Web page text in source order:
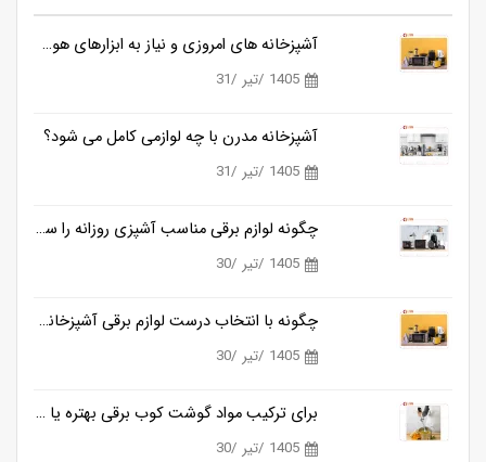
آشپزخانه های امروزی و نیاز به ابزارهای هوشمندتر
1405 /تیر /31
آشپزخانه مدرن با چه لوازمی کامل می شود؟
1405 /تیر /31
چگونه لوازم برقی مناسب آشپزی روزانه را ساده تر می کنند؟
1405 /تیر /30
چگونه با انتخاب درست لوازم برقی آشپزخانه، زمان آشپزی را نصف کنیم؟
1405 /تیر /30
برای ترکیب مواد گوشت کوب برقی بهتره یا مخلوط کن؟
1405 /تیر /30